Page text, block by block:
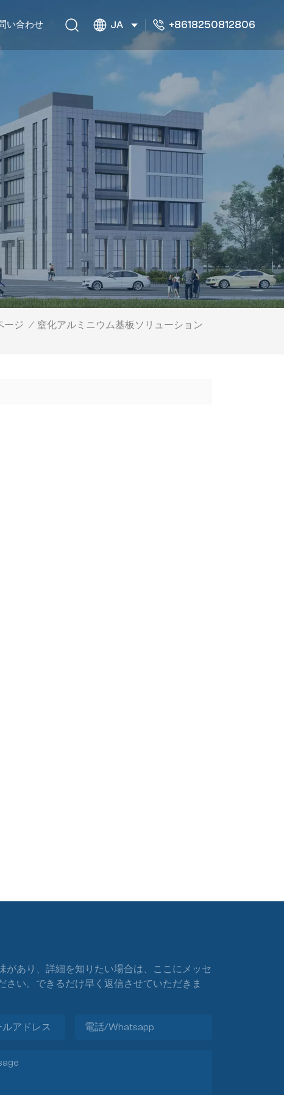
い合わせ JA +8618250812806
ージ / 窒化アルミニウム基板ソリューション
があり、詳細を知りたい場合は、ここにメッセ
さい。できるだけ早く返信させていただきま